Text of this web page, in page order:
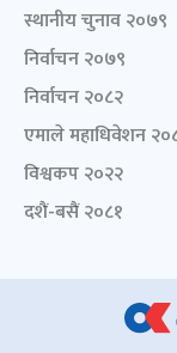
स्थानीय चुनाव २०७९
निर्वाचन २०७९
निर्वाचन २०८२
एमाले महाधिवेशन
विश्वकप २०२२
दशैं-बसैं २०८१